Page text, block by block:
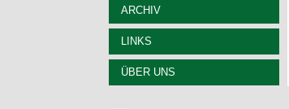
ARCHIV
LINKS
ÜBER UNS